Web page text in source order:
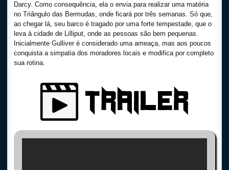
Darcy. Como consequência, ela o envia para realizar uma matéria
no Triângulo das Bermudas, onde ficará por três semanas. Só que,
ao chegar lá, seu barco é tragado por uma forte tempestade, que o
leva à cidade de Lilliput, onde as pessoas são bem pequenas.
Inicialmente Gulliver é considerado uma ameaça, mas aos poucos
conquista a simpatia dos moradores locais e modifica por completo
sua rotina.